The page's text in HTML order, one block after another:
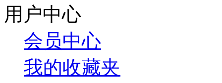
用户中心
会员中心
我的收藏夹